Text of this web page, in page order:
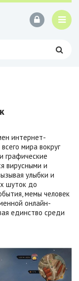
интернет-
мира вокруг
графические
вирусными и
улыбки и
шуток до
мемы человек
онлайн-
единство среди